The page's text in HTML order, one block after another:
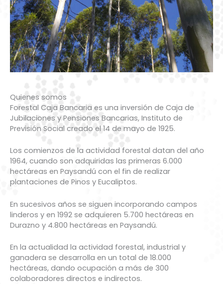
Quienes somos
Forestal Caja Bancaria es una inversión de Caja de
Jubilaciones y Pensiones Bancarias, Instituto de
Previsión Social creado el 14 de mayo de 1925.
Los comienzos de la actividad forestal datan del año
1964, cuando son adquiridas las primeras 6.000
hectáreas en Paysandú con el fin de realizar
plantaciones de Pinos y Eucaliptos.
En sucesivos años se siguen incorporando campos
linderos y en 1992 se adquieren 5.700 hectáreas en
Durazno y 4.800 hectáreas en Paysandú.
En la actualidad la actividad forestal, industrial y
ganadera se desarrolla en un total de 18.000
hectáreas, dando ocupación a más de 300
colaboradores directos e indirectos.